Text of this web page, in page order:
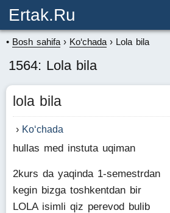
Ertak.ru
Bosh sahifa Ko‘chada Lola bila
1564: Lola bila
lola bila
Ko‘chada
hullas med instuta uqiman
2kurs da yaqinda 1-semestrdan
kegin bizga toshkentdan bir
LOLA isimli qiz perevod bulib